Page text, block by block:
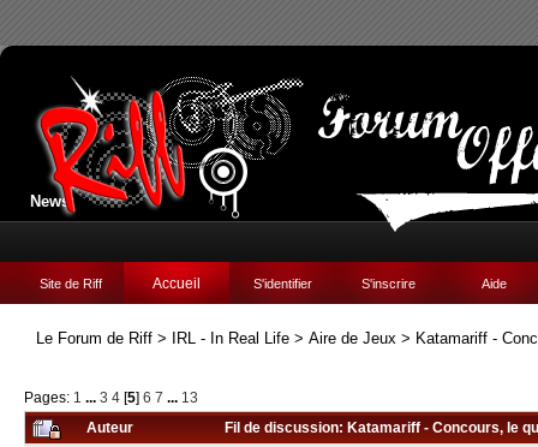
News:
Site de Riff Accueil S'identifier S'inscrire Aide
Le Forum de Riff > IRL - In Real Life > Aire de Jeux > Katamariff -
Pages: 1 ... 3 4 [5] 6 7 ... 13
Auteur
Fil de discussion: Katamariff - Concours, le